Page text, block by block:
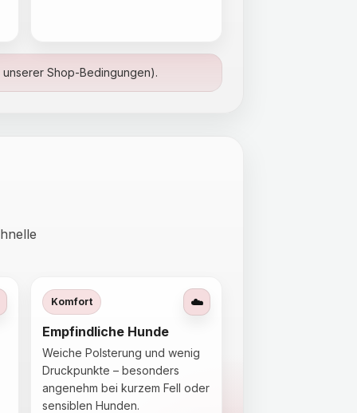
Shop-Bedingungen).
Komfort
☁️
Empfindliche Hunde
Weiche Polsterung und wenig
Druckpunkte – besonders
angenehm bei kurzem Fell oder
sensiblen Hunden.